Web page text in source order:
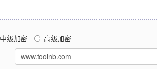
中级加密
高级加密